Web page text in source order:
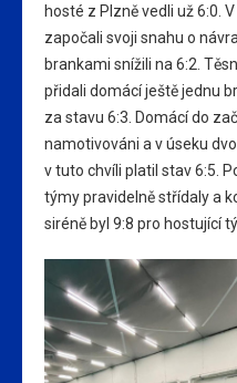
hosté z Plzně vedli už 6:0.
započali svoji snahu o
brankami snížili na 6:2.
přidali domácí ještě jednu
za stavu 6:3. Domácí do
namotivováni a v úseku
v tuto chvíli platil stav 6:5.
týmy pravidelně střídaly a
siréně byl 9:8 pro hostující